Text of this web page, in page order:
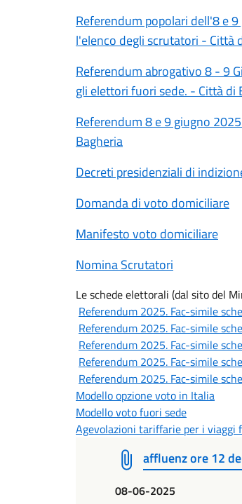
Referendum popolari dell'8 e
l'elenco degli scrutatori - Città
Referendum abrogativo 8 - 9
gli elettori fuori sede. - Città di
Referendum 8 e 9 giugno
Bagheria
Decreti presidenziali di
Domanda di voto domiciliare
Manifesto voto domiciliare
Nomina Scrutatori
Le schede elettorali (dal sito del
Referendum 2025. Fac-simile
File
Referendum 2025. Fac-simile
File
Referendum 2025. Fac-simile
File
Referendum 2025. Fac-simile
File
Referendum 2025. Fac-simile
Modello opzione voto in Italia
Modello voto fuori sede
Agevolazioni tariffarie per i viaggi
affluenz ore 12
08-06-2025